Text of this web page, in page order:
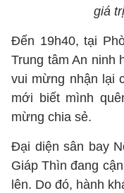
giá
Đến 19h40, tại
Trung tâm An ninh
vui mừng nhận lại
mới biết mình
mừng chia sẻ.
Đại diện sân bay
Giáp Thìn đang
lên. Do đó, hành